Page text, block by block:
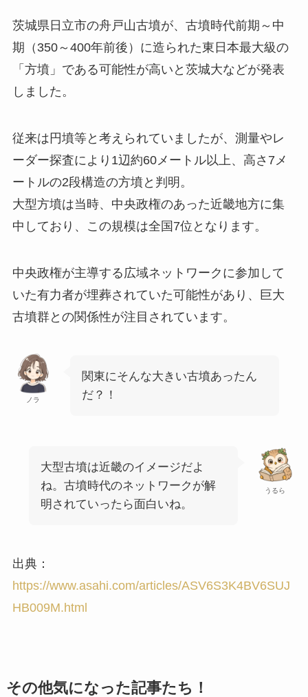
茨城県日立市の舟戸山古墳が、古墳時代前期～中
期（350～400年前後）に造られた東日本最大級の
「方墳」である可能性が高いと茨城大などが発表
しました。
従来は円墳等と考えられていましたが、測量やレ
ーダー探査により1辺約60メートル以上、高さ7メ
ートルの2段構造の方墳と判明。
大型方墳は当時、中央政権のあった近畿地方に集
中しており、この規模は全国7位となります。
中央政権が主導する広域ネットワークに参加して
いた有力者が埋葬されていた可能性があり、巨大
古墳群との関係性が注目されています。
ノラ
関東にそんな大きい古墳あったん
だ？！
うるら
大型古墳は近畿のイメージだよ
ね。古墳時代のネットワークが解
明されていったら面白いね。
出典：
https://www.asahi.com/articles/ASV6S3K4BV6SUJ
HB009M.html
その他気になった記事たち！